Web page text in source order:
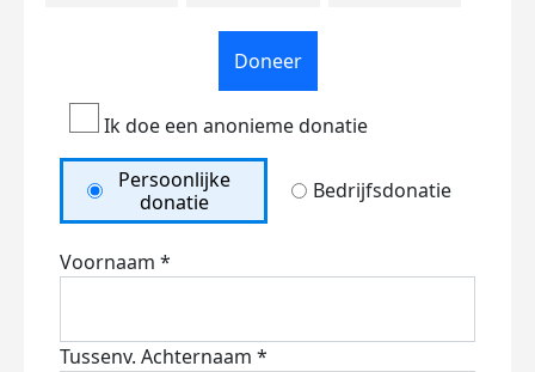
Doneer
Ik doe een anonieme donatie
Persoonlijke
donatie
Bedrijfsdonatie
Voornaam *
Tussenv. Achternaam *